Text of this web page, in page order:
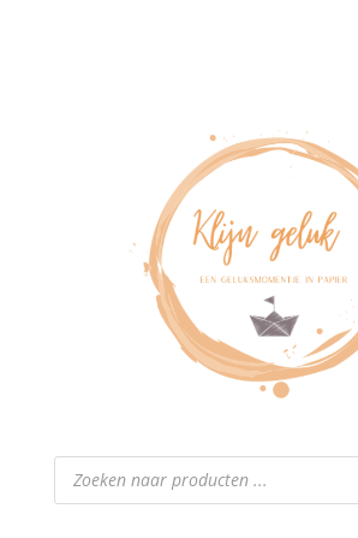
Producten
zoeken